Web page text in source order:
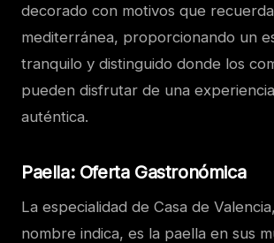
decorado con motivos que
mediterránea, proporcionando un
tranquilo y distinguido donde los
pueden disfrutar de una
auténtica.
Paella: Oferta Gastronómica
La especialidad de Casa de
nombre indica, es la paella en sus